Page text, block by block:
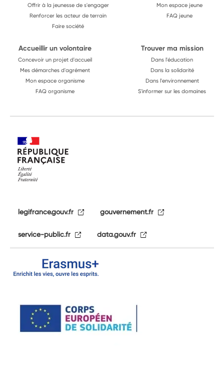
Offrir à la jeunesse de s'engager
Renforcer les acteur de terrain
Faire société
Mon espace jeune
FAQ jeune
Accueillir un volontaire
Concevoir un projet d'accueil
Mes démarches d'agrément
Mon espace organisme
FAQ organisme
Trouver ma mission
Dans l'éducation
Dans la solidarité
Dans l'environnement
S'informer sur les domaines
legifrance.gouv.fr gouvernement.fr
service-public.fr data.gouv.fr